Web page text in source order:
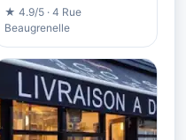
★ 4.9/5 · 4 Rue
Beaugrenelle